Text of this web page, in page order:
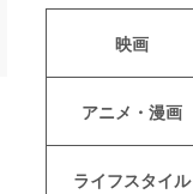
映画
アニメ・漫画
ライフスタイル